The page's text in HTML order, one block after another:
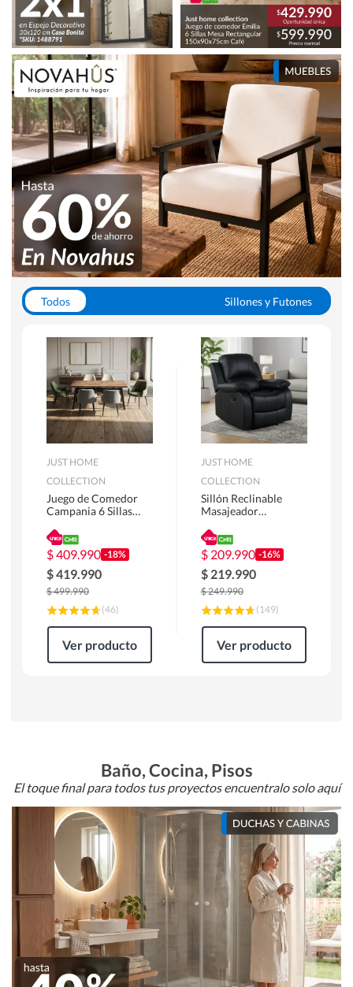
Todos
Sillones y Futones
Escritorios y Sillas PC
Racks y Muebles TV
Alfombras
JUST HOME
COLLECTION
Juego de Comedor
Campania 6 Sillas
180 x 90 x 76 cm
Café
$409.990 -18%
$419.990
$499.990
(46)
Ver producto
JUST HOME
COLLECTION
Sillón Reclinable
Masajeador
Atlanta 91x101x94
cm Negro
$ 209.990 -16%
$ 219.990
$249.990
(149)
Ver producto
Baño, Cocina, Pisos
El toque final para todos tus proyectos encuentralo solo aquí